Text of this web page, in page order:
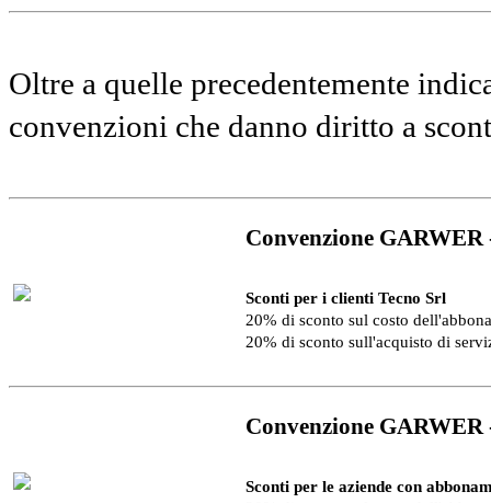
Oltre a quelle precedentemente
convenzioni che danno diritto a
Convenzione
Sconti per i clienti Tecno Srl
20% di sconto sul costo
20% di sconto sull'acquisto di
Convenzione
Sconti per le aziende con